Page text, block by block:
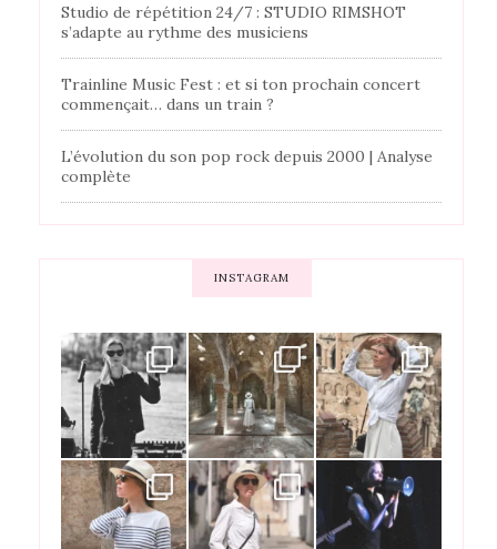
Studio de répétition 24/7 : STUDIO RIMSHOT
s’adapte au rythme des musiciens
Trainline Music Fest : et si ton prochain concert
commençait… dans un train ?
L’évolution du son pop rock depuis 2000 | Analyse
complète
INSTAGRAM